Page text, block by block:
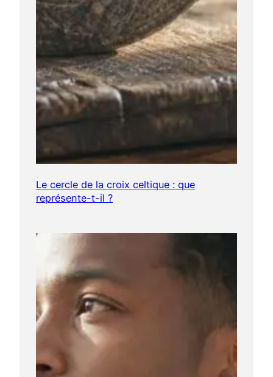
Le cercle de la croix celtique : que
représente-t-il ?